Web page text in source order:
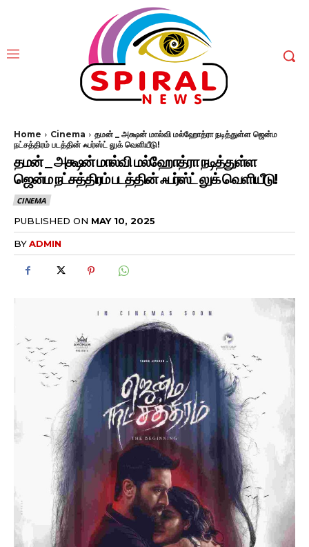
Home Cinema
தமன் _ அக்ஷன் மால்வி மல்ஹோத்ரா நடித்துள்ள ஜென்ம
நட்சத்திரம் படத்தின் ஃபர்ஸ்ட் லுக் வெளியீடு!
தமன் _ அக்ஷன் மால்வி மல்ஹோத்ரா நடித்துள்ள
ஜென்ம நட்சத்திரம் படத்தின் ஃபர்ஸ்ட் லுக் வெளியீடு!
CINEMA
PUBLISHED ON MAY 10, 2025
BYADMIN